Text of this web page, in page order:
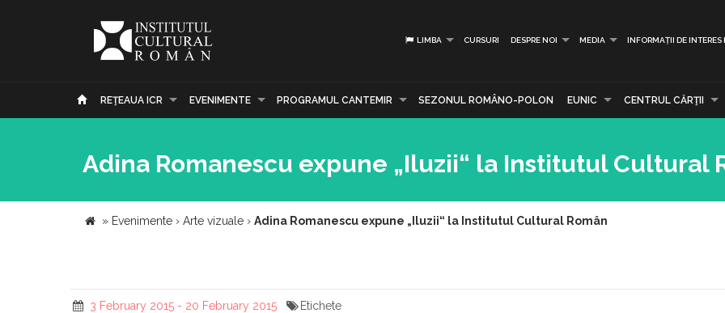
LIMBA CURSURI DESPRE NOI MEDIA INFORMAȚII DE INTERES
REŢEAUA ICR EVENIMENTE PROGRAMUL CANTEMIR SEZONUL ROMÂNO-POLON EUNIC CENTRUL CĂRŢII
Adina Romanescu expune „Iluzii“ la Institutul Cultural
» Evenimente › Arte vizuale › Adina Romanescu expune „Iluzii“ la Institutul Cultural Român
3 February 2015 - 20 February 2015 Etichete